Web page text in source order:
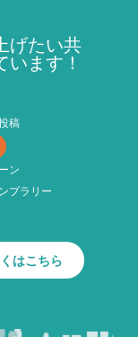
げたい共
ます！
稿
ン
プラリー
はこちら